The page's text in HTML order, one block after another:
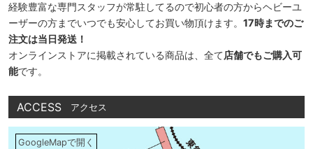
経験豊富な専門スタッフが常駐してるので初心者の方からヘビーユ
ーザーの方までいつでも安心してお買い物頂けます。 17時までのご
注文は当日発送！
オンラインストアに掲載されている商品は、全て店舗でもご購入可
能です。
ACCESS アクセス
GoogleMapで開く